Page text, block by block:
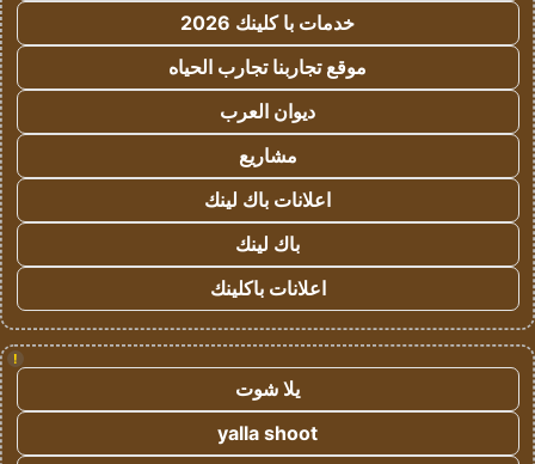
خدمات با كلينك 2026
موقع تجاربنا تجارب الحياه
ديوان العرب
مشاريع
اعلانات باك لينك
باك لينك
اعلانات باكلينك
!
يلا شوت
yalla shoot